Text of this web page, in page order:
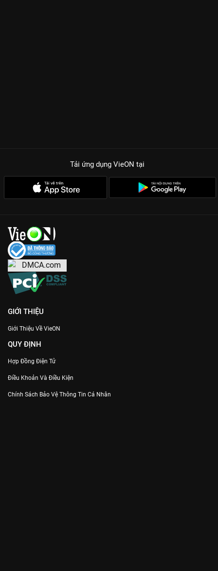
Tải ứng dụng VieON tại
GIỚI THIỆU
Giới Thiệu Về VieON
QUY ĐỊNH
Hợp Đồng Điện Tử
Điều Khoản Và Điều Kiện
Chính Sách Bảo Vệ Thông Tin Cá Nhân